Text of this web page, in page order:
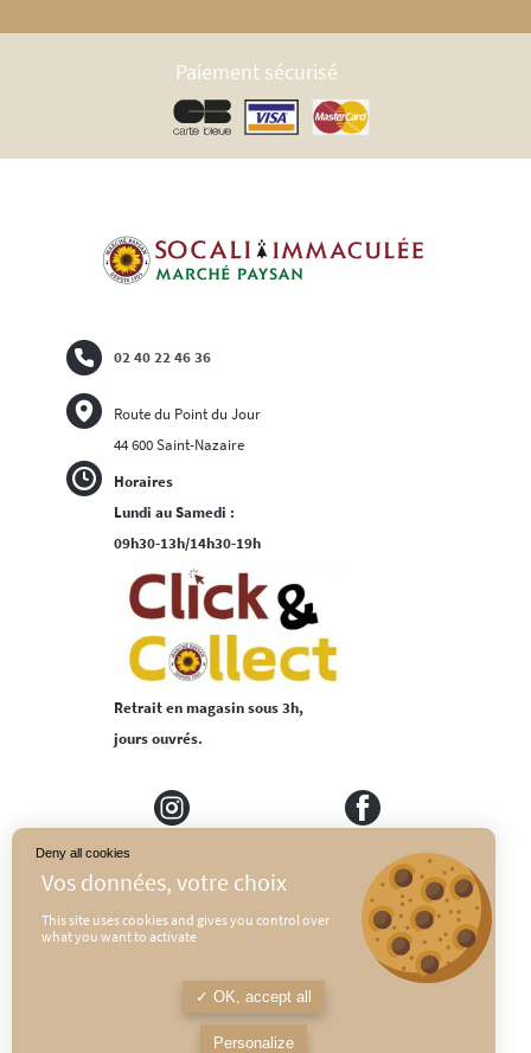
Paiement sécurisé
Horaires
Lundi au Samedi :
09h30-13h/14h30-19h
Retrait en magasin sous 3h,
jours ouvrés.
02 40 22 46 36
Route du Point du Jour
44 600 Saint-Nazaire
MEDIAPILOTE
PLAN DU SITE
CONDITIONS GÉNÉRALES DE VENTE
POLITIQUE DE CONFIDENTIALITÉ
MENTIONS LÉGALES
This site uses cookies and gives you control over
what you want to activate
OK, accept all
Deny all cookies
Personalize